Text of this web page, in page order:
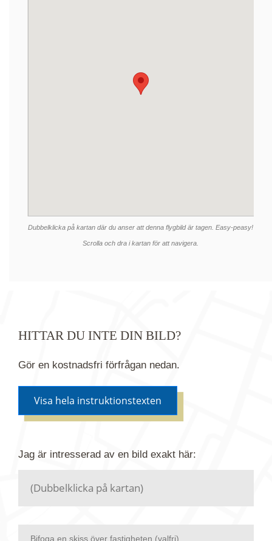
Dubbelklicka på kartan där du anser att denna flygbild är tagen. Easy-peasy!
Scrolla och dra i kartan för att navigera.
HITTAR DU INTE DIN BILD?
Gör en kostnadsfri förfrågan nedan.
Visa hela instruktionstexten
förfrågan. Vi har flera miljoner bilder i vårt arkiv
Jag är intresserad av en bild exakt här:
Bifoga en skiss över fastigheten (valfri)